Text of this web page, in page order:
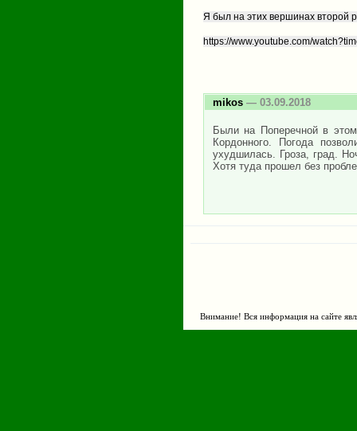
Я был на этих вершинах второй
https://www.youtube.com/
mikos — 03.09.2018
Были на Поперечной в
Кордонного. Погода
ухудшилась. Гроза, град.
Хотя туда прошел без
Внимание! Вся информация на сайте